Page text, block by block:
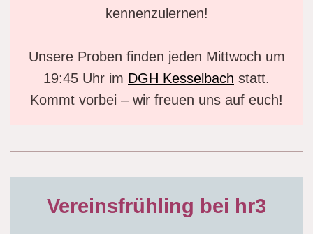
kennenzulernen!
Unsere Proben finden jeden Mittwoch um
19:45 Uhr im DGH Kesselbach statt.
Kommt vorbei – wir freuen uns auf euch!
Vereinsfrühling bei hr3